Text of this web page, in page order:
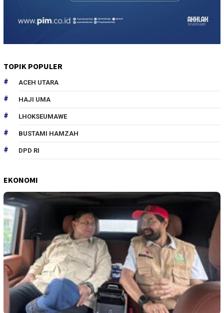
TOPIK POPULER
ACEH UTARA
HAJI UMA
LHOKSEUMAWE
BUSTAMI HAMZAH
DPD RI
EKONOMI